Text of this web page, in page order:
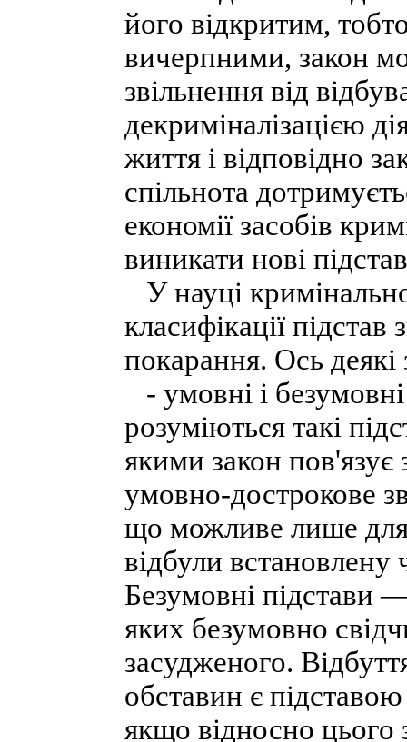
його відкритим,
вичерпними, закон
звільнення від
декриміналізацією
життя і відповідно
спільнота
економії засобів
виникати нові
У науці
класифікації підстав
покарання. Ось деякі
- умовні і
розуміються такі
якими закон
умовно-дострокове
що можливе лише для
відбули
Безумовні підстави
яких безумовно
засудженого.
обставин є
якщо відносно цього